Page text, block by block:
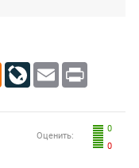
Odnoklassniki
LiveJournal
Email Print
0
0
Оценить: